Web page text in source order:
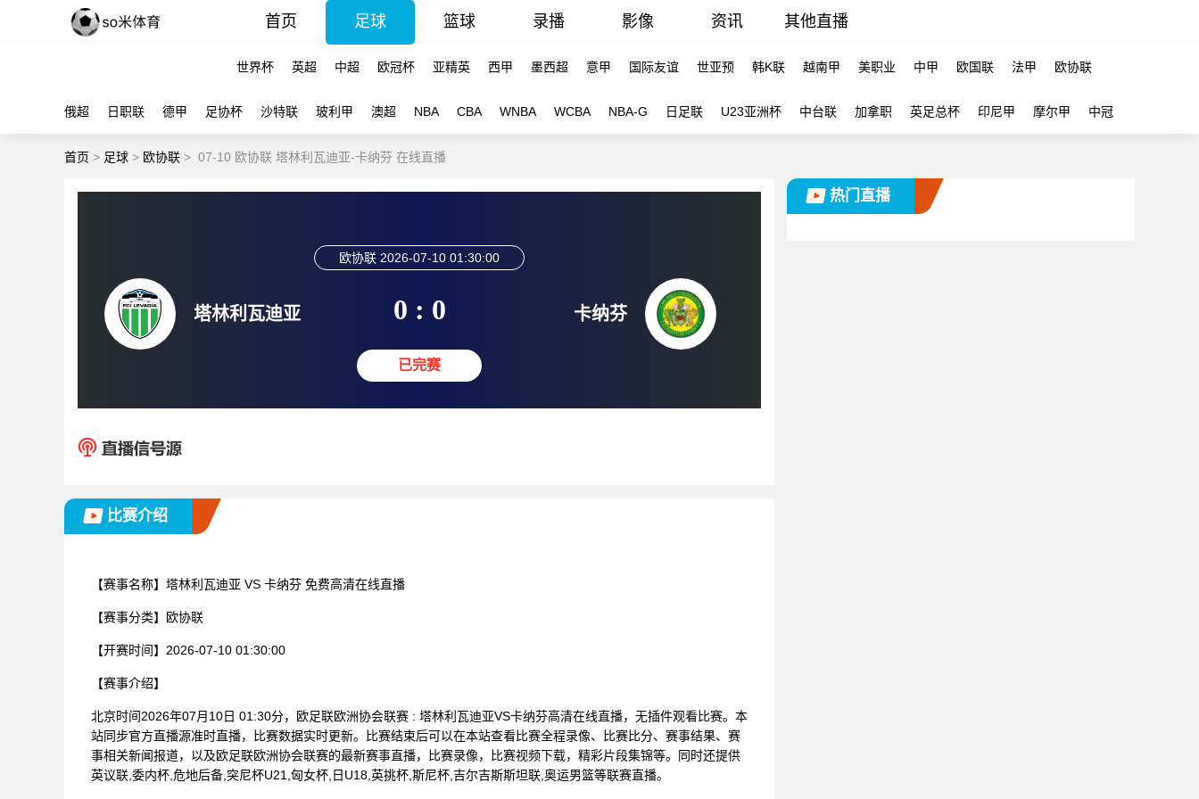
首页 足球 篮球 录播 影像 资讯 其他直播
世界杯 英超 中超 欧冠杯 亚精英 西甲 墨西超 意甲 国际友谊 世亚预 韩K联 越南甲 美职业 中甲 欧国联 法甲 欧协联
俄超 日职联 德甲 足协杯 沙特联 玻利甲 澳超 NBA CBA WNBA WCBA NBA-G 日足联 U23亚洲杯 中台联 加拿职 英足总杯 印尼甲 摩尔甲 中冠
首页 > 足球 > 欧协联 > 07-10 欧协联 塔林利瓦迪亚-卡纳芬 在线直播
塔林利瓦迪亚
欧协联 2026-07-10 01:30:00
0 : 0
已完赛
卡纳芬
比赛介绍
【赛事名称】 塔林利瓦迪亚 VS 卡纳芬 免费高清在线直播
【赛事分类】 欧协联
【开赛时间】 2026-07-10 01:30:00
【赛事介绍】
北京时间2026年07月10日 01:30分，欧足联欧洲协会联赛 : 塔林利瓦迪亚VS卡纳芬高清在线直播，无插件观看比赛。本
站同步官方直播源准时直播，比赛数据实时更新。比赛结束后可以在本站查看比赛全程录像、比赛比分、赛事结果、赛
事相关新闻报道，以及欧足联欧洲协会联赛的最新赛事直播，比赛录像，比赛视频下载，精彩片段集锦等。同时还提供
英议联,委内杯,危地后备,突尼杯U21,匈女杯,日U18,英挑杯,斯尼杯,吉尔吉斯斯坦联,奥运男篮等联赛直播。
热门直播